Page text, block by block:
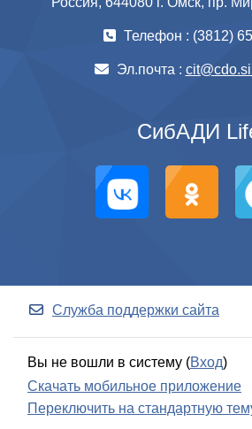
Телефон : (3812)
Эл.почта :
СибАДИ
Служба поддержки сайта
Вы не вошли в систему (Вход)
Скачать мобильное приложение
Переключить на стандартную